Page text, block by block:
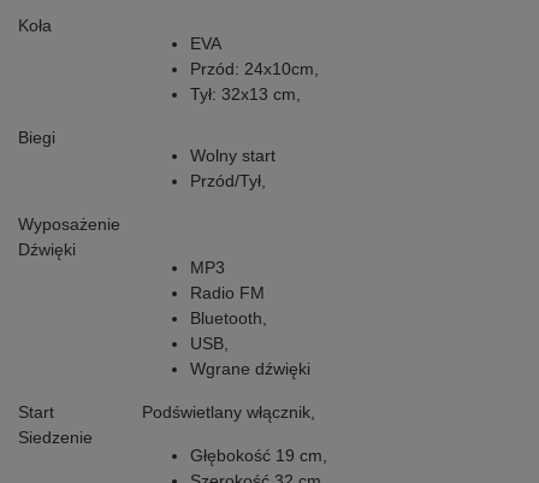
Koła
EVA
Przód: 24x10cm,
Tył: 32x13 cm,
Biegi
Wolny start
Przód/Tył,
Wyposażenie
Dźwięki
MP3
Radio FM
Bluetooth,
USB,
Wgrane dźwięki
Start
Podświetlany włącznik,
Siedzenie
Głębokość 19 cm,